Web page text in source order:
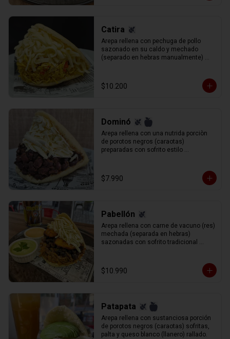
Catira
Arepa rellena con pechuga de pollo
sazonado en su caldo y mechado
(separado en hebras manualmente)
$10.200
Dominó
Arepa rellena con una nutrida porciòn
de porotos negros (caraotas)
preparadas con sofrito estilo
$7.990
Pabellón
Arepa rellena con carne de vacuno (res)
mechada (separada en hebras)
sazonadas con sofrito tradicional
rallado.
$10.990
Patapata
Arepa rellena con sustanciosa porción
de porotos negros (caraotas) sofritas,
palta y queso blanco (llanero) rallado.